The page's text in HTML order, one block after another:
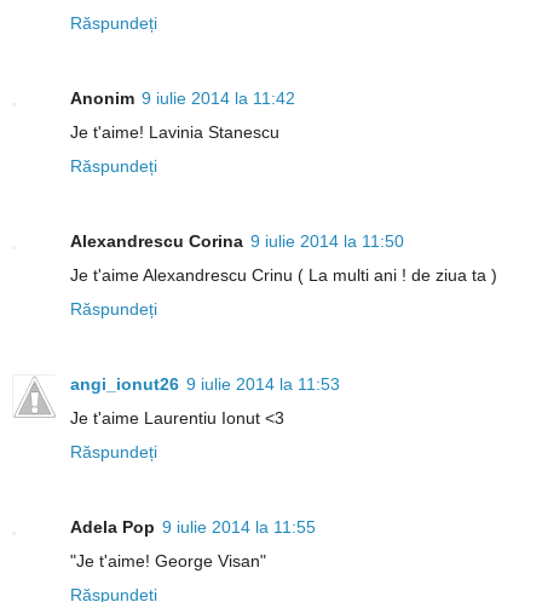
Răspundeți
Anonim 9 iulie 2014 la 11:42
Je t'aime! Lavinia Stanescu
Răspundeți
Alexandrescu Corina 9 iulie 2014 la 11:50
Je t'aime Alexandrescu Crinu ( La multi ani ! de ziua ta )
Răspundeți
angi_ionut26 9 iulie 2014 la 11:53
Je t'aime Laurentiu Ionut <3
Răspundeți
Adela Pop 9 iulie 2014 la 11:55
"Je t'aime! George Visan"
Răspundeți